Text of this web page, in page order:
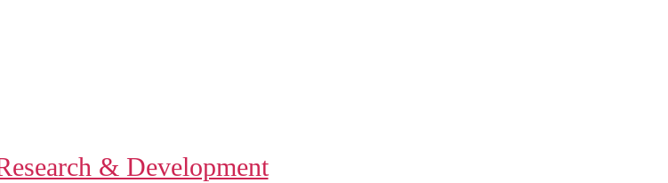
Categories
& Development